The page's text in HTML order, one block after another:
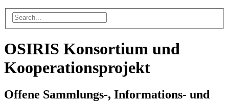
OSIRIS Konsortium und
Kooperationsprojekt
Offene Sammlungs-, Informations- und